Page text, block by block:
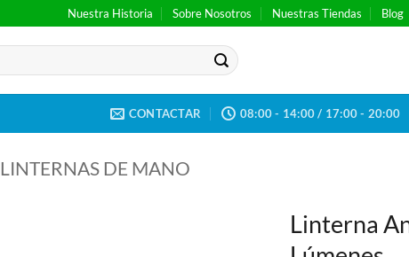
Nuestra Historia Sobre Nosotros Nuestras Tiendas Blog
CONTACTAR 08:00 - 14:00 / 17:00 - 20:00
LINTERNAS DE MANO
Linterna